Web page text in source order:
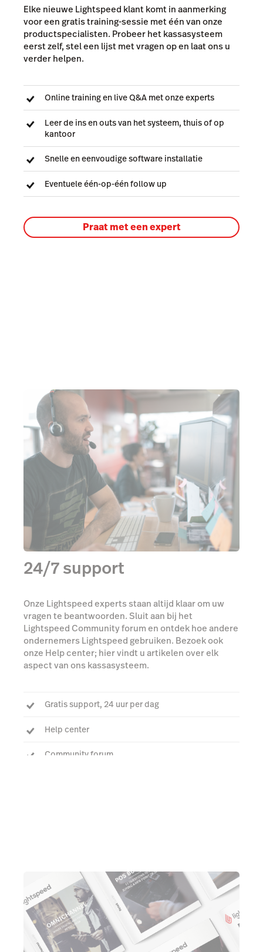
Elke nieuwe Lightspeed klant komt in aanmerking
voor een gratis training-sessie met één van onze
productspecialisten. Probeer het kassasysteem
eerst zelf, stel een lijst met vragen op en laat ons u
verder helpen.
Online training en live Q&A met onze experts
Leer de ins en outs van het systeem, thuis of op
kantoor
Snelle en eenvoudige software installatie
Eventuele één-op-één follow up
Praat met een expert
24/7 support
Onze Lightspeed experts staan altijd klaar om uw
vragen te beantwoorden. Sluit aan bij het
Lightspeed Community forum en ontdek hoe andere
ondernemers Lightspeed gebruiken. Bezoek ook
onze Help center; hier vindt u artikelen over elk
aspect van ons kassasysteem.
Gratis support, 24 uur per dag
Help center
Community forum